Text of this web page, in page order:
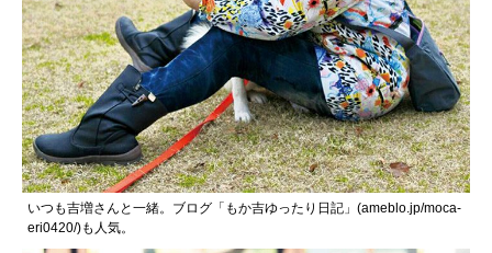
いつも吉増さんと一緒。ブログ「もか吉ゆったり日記」(ameblo.jp/moca-
eri0420/)も人気。